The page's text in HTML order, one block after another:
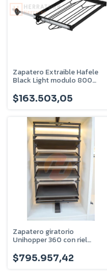
Zapatero Extraible Hafele
Black Light modulo 800
$163.503,05
Zapatero giratorio
Unihopper 360 con riel
U-720-08-08
$795.957,42